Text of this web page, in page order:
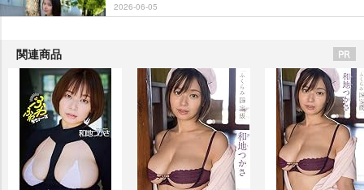
2026-06-05
関連商品